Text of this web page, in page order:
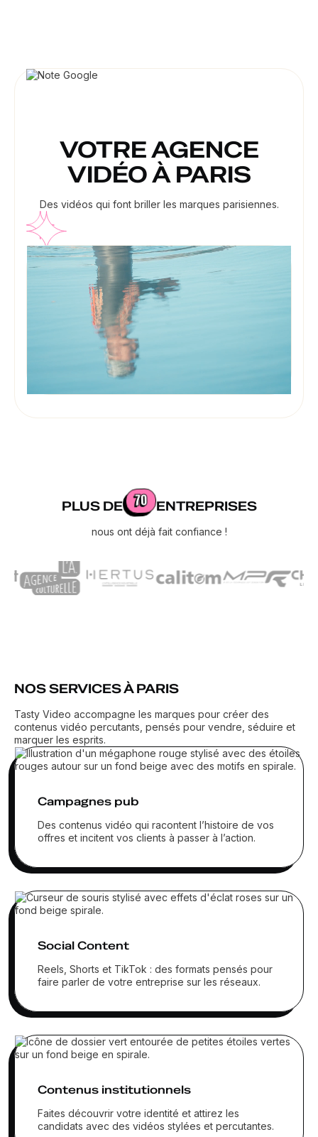
VOTRE AGENCE
VIDÉO À PARIS
Des vidéos qui font briller les marques parisiennes.
PLUS DE 70 ENTREPRISES
nous ont déjà fait confiance !
NOS SERVICES À PARIS
Tasty Video accompagne les marques pour créer des
contenus vidéo percutants, pensés pour vendre, séduire et
marquer les esprits.
Campagnes pub
Des contenus vidéo qui racontent l’histoire de vos
offres et incitent vos clients à passer à l’action.
Social Content
Reels, Shorts et TikTok : des formats pensés pour
faire parler de votre entreprise sur les réseaux.
Contenus institutionnels
Faites découvrir votre identité et attirez les
candidats avec des vidéos stylées et percutantes.